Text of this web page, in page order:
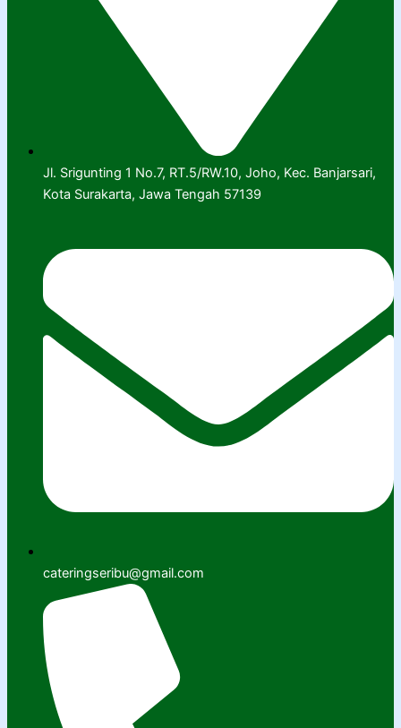
Jl. Srigunting 1 No.7, RT.5/RW.10, Joho, Kec. Banjarsari,
Kota Surakarta, Jawa Tengah 57139
cateringseribu@gmail.com